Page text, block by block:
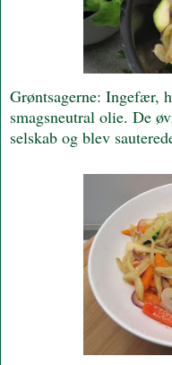
Grøntsagerne: Ingefær,
smagsneutral olie. De
selskab og blev